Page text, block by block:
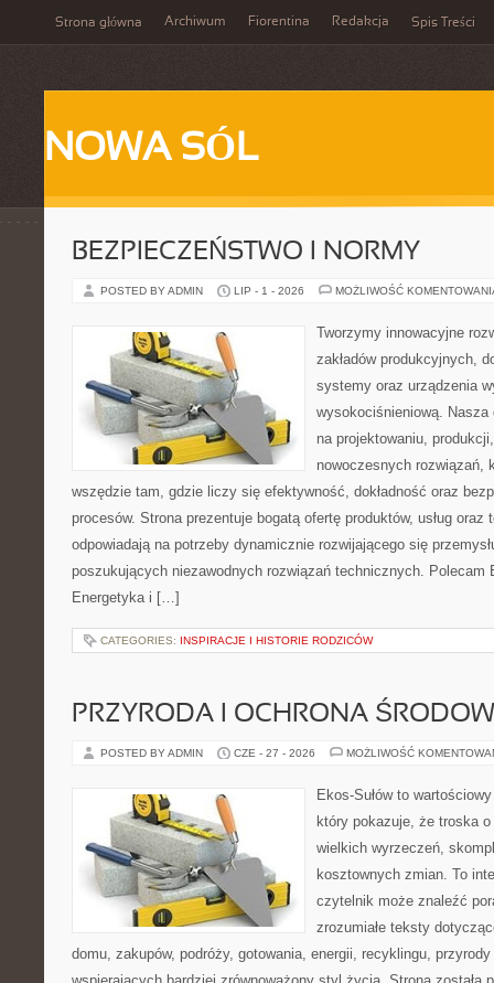
Strona główna Archiwum Fiorentina Redakcja Spis Treści
NOWA SÓL
BEZPIECZEŃSTWO I NORMY
POSTED BY ADMIN LIP - 1 - 2026 MOŻLIWOŚĆ
Tworzymy innowacyjne
zakładów produkcyjnych,
systemy oraz urządzenia
wysokociśnieniową. Nasza
na projektowaniu,
nowoczesnych rozwiązań,
wszędzie tam, gdzie liczy się efektywność, dokładność oraz
procesów. Strona prezentuje bogatą ofertę produktów, usług oraz
odpowiadają na potrzeby dynamicznie rozwijającego się
poszukujących niezawodnych rozwiązań technicznych. Polecam
Energetyka i […]
CATEGORIES: INSPIRACJE I HISTORIE RODZICÓW
PRZYRODA I OCHRONA
POSTED BY ADMIN CZE - 27 - 2026 MOŻLIWOŚĆ
Ekos-Sułów to
który pokazuje, że troska
wielkich wyrzeczeń,
kosztownych zmian. To
czytelnik może znaleźć
zrozumiałe teksty
domu, zakupów, podróży, gotowania, energii, recyklingu,